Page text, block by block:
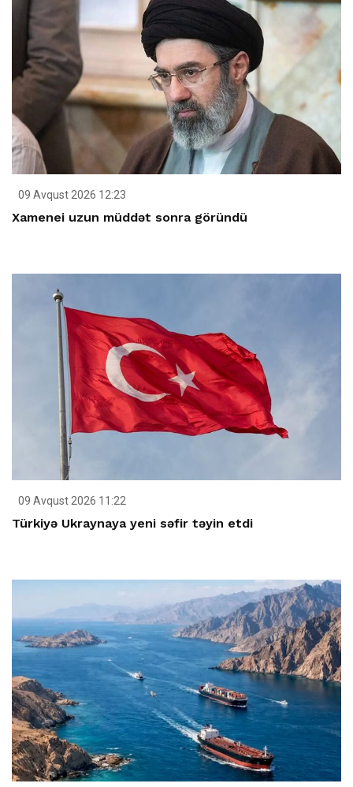
09 Avqust 2026 12:23
Xamenei uzun müddət sonra göründü
09 Avqust 2026 11:22
Türkiyə Ukraynaya yeni səfir təyin etdi